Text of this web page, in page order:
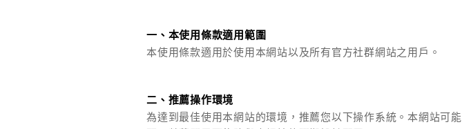
一、本使用條款適用範圍
本使用條款適用於使用本網站以及所有官方社群網站之用戶。
二、推薦操作環境
為達到最佳使用本網站的環境，推薦您以下操作系統。本網站可